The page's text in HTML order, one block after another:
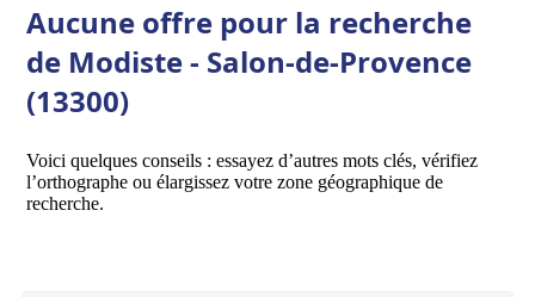
Aucune offre pour la recherche
de Modiste - Salon-de-Provence
(13300)
Voici quelques conseils : essayez d’autres mots clés, vérifiez
l’orthographe ou élargissez votre zone géographique de
recherche.